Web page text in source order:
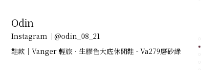
Odin
Instagram｜@odin_08_21
鞋款｜Vanger 輕旅．生膠色大底休閒鞋 - Va279磨砂綠